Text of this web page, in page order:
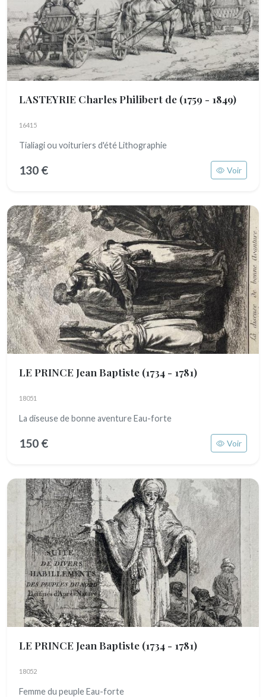
LASTEYRIE Charles Philibert de (1759 - 1849)
16415
Tialiagi ou voituriers d'été Lithographie
130 € Voir
LE PRINCE Jean Baptiste (1734 - 1781)
18051
La diseuse de bonne aventure Eau-forte
150 € Voir
LE PRINCE Jean Baptiste (1734 - 1781)
18052
Femme du peuple Eau-forte